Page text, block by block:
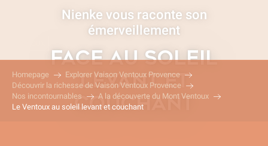
Nienke vous raconte son
émerveillement
FACE AU SOLEIL
LEVANT ET
COUCHANT
Homepage
Explorer Vaison Ventoux Provence
Découvrir la richesse de Vaison Ventoux Provence
Nos incontournables
A la découverte du Mont Ventoux
Le Ventoux au soleil levant et couchant